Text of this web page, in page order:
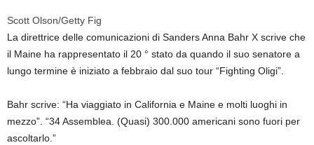
Scott Olson/Getty Fig
La direttrice delle comunicazioni di Sanders Anna Bahr X scrive che
il Maine ha rappresentato il 20 ° stato da quando il suo senatore a
lungo termine è iniziato a febbraio dal suo tour “Fighting Oligi”.
Bahr scrive: “Ha viaggiato in California e Maine e molti luoghi in
mezzo”. “34 Assemblea. (Quasi) 300.000 americani sono fuori per
ascoltarlo.”